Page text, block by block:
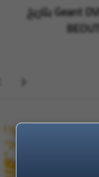
تحديث لجهاز Geant DVB-250 MINI ILIMIT بتاريخ